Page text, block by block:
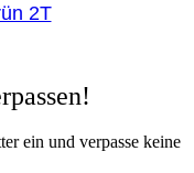
2T
ein und verpasse keine